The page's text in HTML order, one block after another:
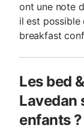
ont une note
il est possible
breakfast
Les bed
Lavedan
enfants ?